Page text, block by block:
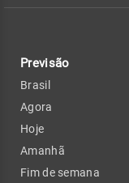
Previsão
Brasil
Agora
Hoje
Amanhã
Fim de semana